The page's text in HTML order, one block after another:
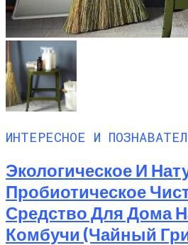
ИНТЕРЕСНОЕ И
Экологическое И
Пробиотическое
Средство Для Дома
Комбучи (чайный